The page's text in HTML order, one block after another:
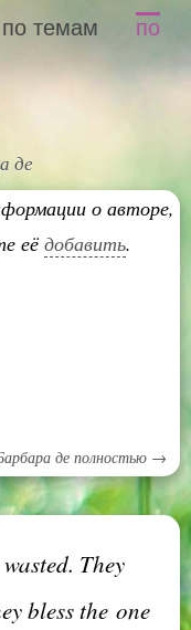
по темам
по
де
о авторе,
её добавить.
де полностью →
They
bless the one